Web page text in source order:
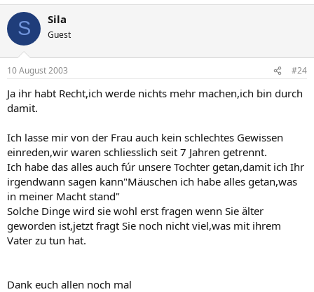
S Sila
Guest
10 August 2003 #24
Ja ihr habt Recht,ich werde nichts mehr machen,ich bin durch
damit.
Ich lasse mir von der Frau auch kein schlechtes Gewissen
einreden,wir waren schliesslich seit 7 Jahren getrennt.
Ich habe das alles auch fúr unsere Tochter getan,damit ich Ihr
irgendwann sagen kann"Mäuschen ich habe alles getan,was
in meiner Macht stand"
Solche Dinge wird sie wohl erst fragen wenn Sie älter
geworden ist,jetzt fragt Sie noch nicht viel,was mit ihrem
Vater zu tun hat.
Dank euch allen noch mal